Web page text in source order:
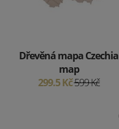
Dřevěná mapa Czechia
map
299.5 Kč599 Kč